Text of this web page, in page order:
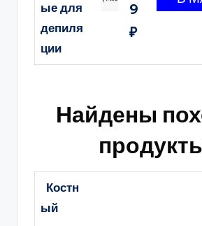
ые для
депиля
ции
9
₽
Найдены
Костн
ый